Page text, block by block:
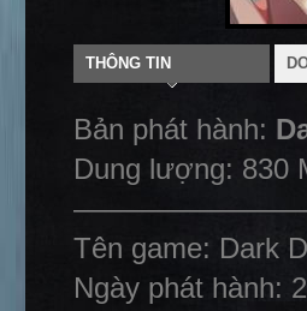
THÔNG TIN
Bản phát hành:
Dung lượng: 830
Tên game: Dark
Ngày phát hành: